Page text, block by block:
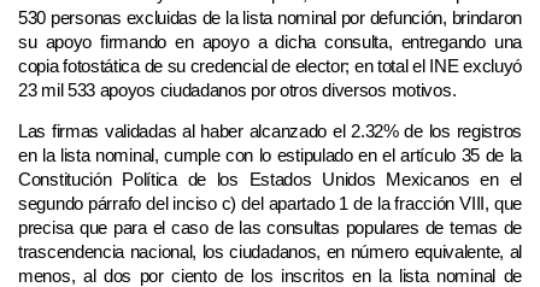
530 personas excluidas de la lista nominal por defunción, brindaron
su apoyo firmando en apoyo a dicha consulta, entregando una
copia fotostática de su credencial de elector; en total el INE excluyó
23 mil 533 apoyos ciudadanos por otros diversos motivos.
Las firmas validadas al haber alcanzado el 2.32% de los registros
en la lista nominal, cumple con lo estipulado en el artículo 35 de la
Constitución Política de los Estados Unidos Mexicanos en el
segundo párrafo del inciso c) del apartado 1 de la fracción VIII, que
precisa que para el caso de las consultas populares de temas de
trascendencia nacional, los ciudadanos, en número equivalente, al
menos, al dos por ciento de los inscritos en la lista nominal de